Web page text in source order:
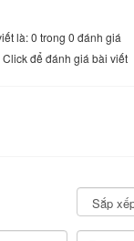
là: 0 trong 0 đánh giá
Click để đánh giá bài viết